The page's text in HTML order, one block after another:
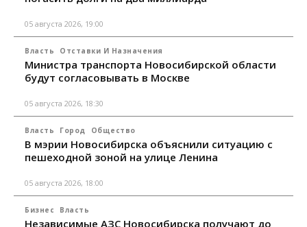
05 августа 2026, 19:00
Власть Отставки И Назначения
Министра транспорта Новосибирской области
будут согласовывать в Москве
05 августа 2026, 18:30
Власть Город Общество
В мэрии Новосибирска объяснили ситуацию с
пешеходной зоной на улице Ленина
05 августа 2026, 18:00
Бизнес Власть
Независимые АЗС Новосибирска получают до